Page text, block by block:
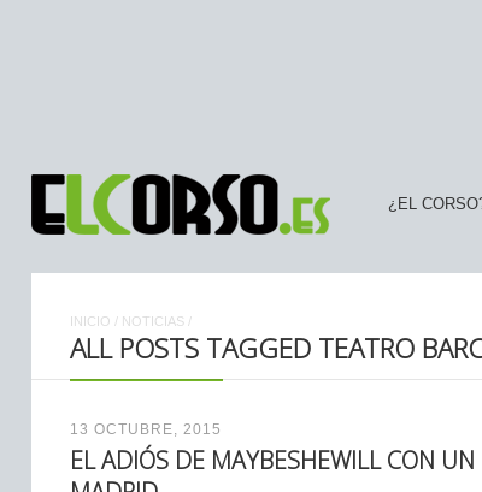
¿EL
INICIO / NOTICIAS /
ALL POSTS TAGGED TEATRO
13 OCTUBRE, 2015
EL ADIÓS DE MAYBESHEWILL CON